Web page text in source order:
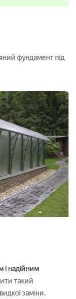
фундамент під
надійним
такий
заміни.